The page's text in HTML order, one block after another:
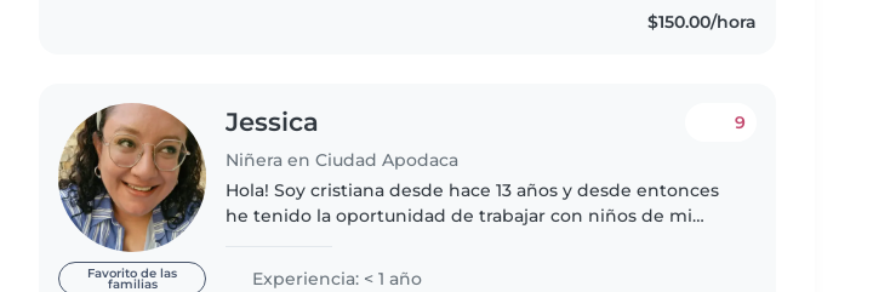
$150.00/hora
Favorito de las
familias
Jessica
Niñera en Ciudad Apodaca
9
Hola! Soy cristiana desde hace 13 años y desde entonces
he tenido la oportunidad de trabajar con niños de mi
trabajo extra para..
Experiencia: < 1 año